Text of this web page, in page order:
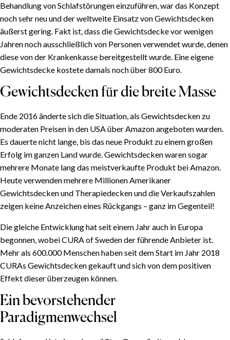
Behandlung von Schlafstörungen einzuführen, war das Konzept
noch sehr neu und der weltweite Einsatz von Gewichtsdecken
äußerst gering. Fakt ist, dass die Gewichtsdecke vor wenigen
Jahren noch ausschließlich von Personen verwendet wurde, denen
diese von der Krankenkasse bereitgestellt wurde. Eine eigene
Gewichtsdecke kostete damals noch über 800 Euro.
Gewichtsdecken für die breite Masse
Ende 2016 änderte sich die Situation, als Gewichtsdecken zu
moderaten Preisen in den USA über Amazon angeboten wurden.
Es dauerte nicht lange, bis das neue Produkt zu einem großen
Erfolg im ganzen Land wurde. Gewichtsdecken waren sogar
mehrere Monate lang das meistverkaufte Produkt bei Amazon.
Heute verwenden mehrere Millionen Amerikaner
Gewichtsdecken und Therapiedecken und die Verkaufszahlen
zeigen keine Anzeichen eines Rückgangs – ganz im Gegenteil!
Die gleiche Entwicklung hat seit einem Jahr auch in Europa
begonnen, wobei CURA of Sweden der führende Anbieter ist.
Mehr als 600.000 Menschen haben seit dem Start im Jahr 2018
CURAs Gewichtsdecken gekauft und sich von dem positiven
Effekt dieser überzeugen können.
Ein bevorstehender
Paradigmenwechsel